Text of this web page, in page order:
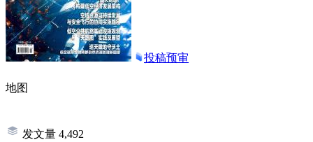
投稿预审
地图
发文量 4,492